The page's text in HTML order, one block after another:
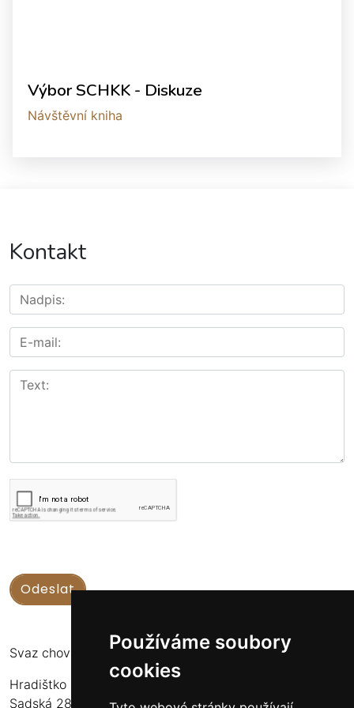
Používáme soubory
cookies
Výbor SCHKK - Diskuze
Návštěvní kniha
Kontakt
Svaz chovatelů koní Kinských
Hradištko u Sadské 126
Sadská 289 12